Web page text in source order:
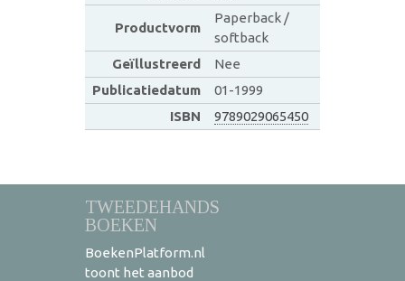
Productvorm
Paperback /
softback
Geïllustreerd
Nee
Publicatiedatum
01-1999
ISBN
9789029065450
TWEEDEHANDS
BOEKEN
BoekenPlatform.nl
toont het aanbod